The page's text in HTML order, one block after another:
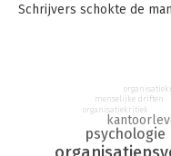
Schrijvers schokte de
zoals we dat van hem
maandagmorgengevoel.
grondslag liggen
het duurt en hoe het
psychologie
organisatiekritiek
menselijke driften